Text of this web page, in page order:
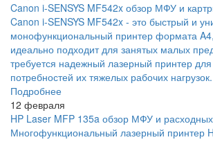
Canon i-SENSYS MF542x обзор МФУ и
Canon i-SENSYS MF542x - это быстрый и
монофункциональный принтер формата
идеально подходит для занятых малых
требуется надежный лазерный принтер
потребностей их тяжелых рабочих нагрузок.
Подробнее
12 февраля
HP Laser MFP 135a обзор МФУ и
Многофункциональный лазерный принтер